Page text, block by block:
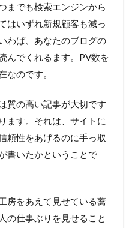
までも検索エンジンから
はいずれ新規顧客も減っ
わば、あなたのブログの
んでくれるます。PV数を
なのです。
質の高い記事が大切です
ます。それは、サイトに
頼性をあげるのに手っ取
書いたかということで
房をあえて見せている蕎
の仕事ぶりを見せること